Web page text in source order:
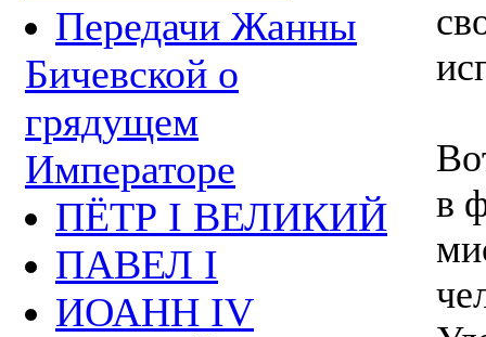
Передачи Жанны
Бичевской о
грядущем
Императоре
ПЁТР I ВЕЛИКИЙ
ПАВЕЛ I
ИОАНН IV
в